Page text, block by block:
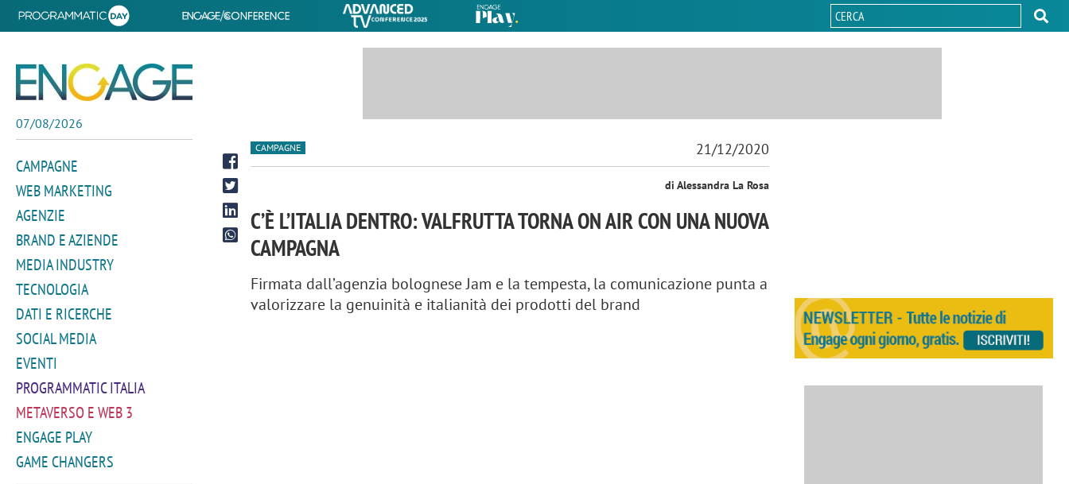
07/08/2026
CAMPAGNE
WEB MARKETING
AGENZIE
BRAND E AZIENDE
MEDIA INDUSTRY
TECNOLOGIA
DATI E RICERCHE
SOCIAL MEDIA
EVENTI
PROGRAMMATIC ITALIA
METAVERSO E WEB 3
ENGAGE PLAY
GAME CHANGERS
CAMPAGNE 21/12/2020
di Alessandra La Rosa
C’È L’ITALIA DENTRO: VALFRUTTA TORNA ON AIR CON UNA NUOVA
CAMPAGNA
Firmata dall’agenzia bolognese Jam e la tempesta, la comunicazione punta a
valorizzare la genuinità e italianità dei prodotti del brand